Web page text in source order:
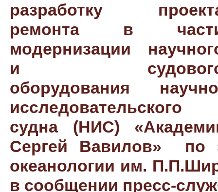
разработку
ремонта в
модернизации
и
оборудования
исследовательского
судна (НИС)
Сергей Вавилов» по
океанологии им.
в сообщении пресс-